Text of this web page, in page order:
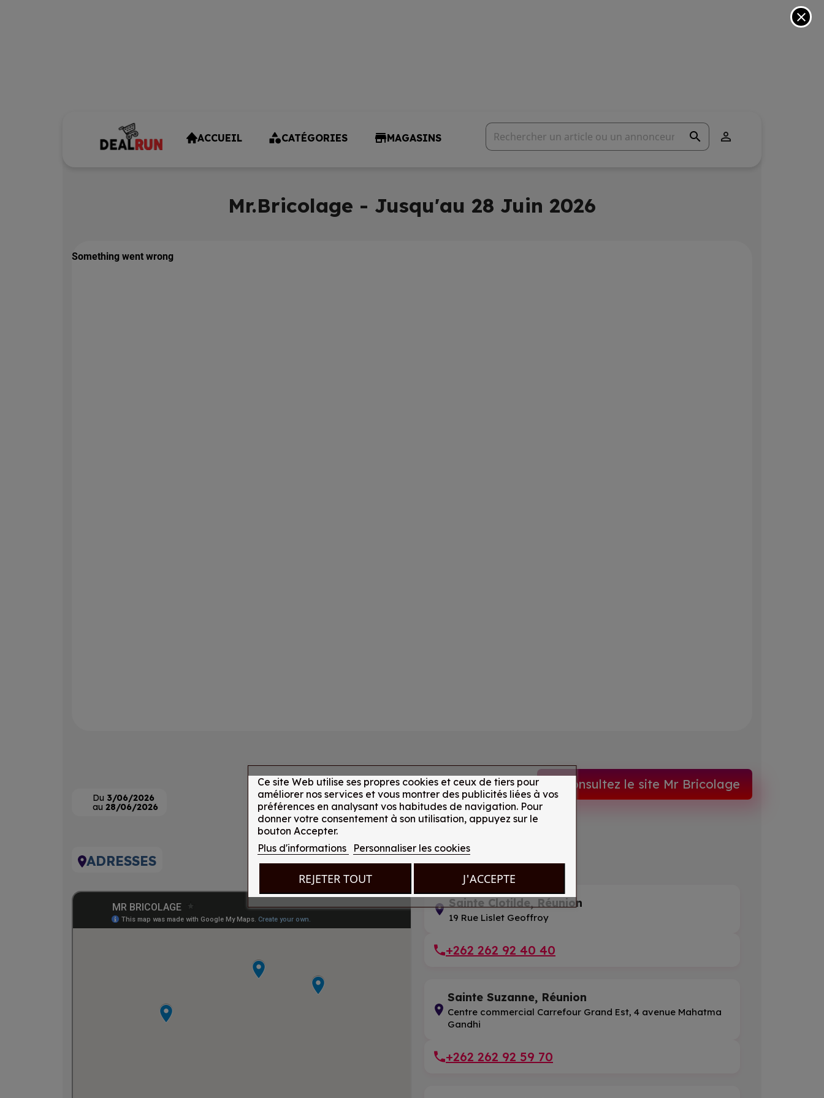
ACCUEIL CATÉGORIES MAGASINS search 
close
Mr.Bricolage - Jusqu'au 28 Juin 2026
Du 3/06/2026
au 28/06/2026
Consultez le site Mr Bricolage
ADRESSES
Sainte Clotilde, Réunion
19 Rue Lislet Geoffroy
+262 262 92 40 40
Sainte Suzanne, Réunion
Centre commercial Carrefour Grand Est, 4 avenue Mahatma
Gandhi
+262 262 92 59 70
Ce site Web utilise ses propres cookies et ceux de tiers pour
améliorer nos services et vous montrer des publicités liées à vos
préférences en analysant vos habitudes de navigation. Pour
donner votre consentement à son utilisation, appuyez sur le
bouton Accepter.
Plus d'informations
Personnaliser les cookies
REJETER TOUT J'ACCEPTE